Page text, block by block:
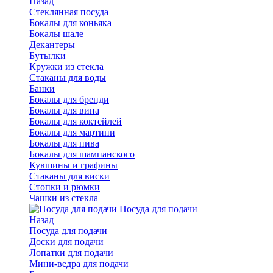
Стеклянная посуда
Бокалы для коньяка
Бокалы шале
Декантеры
Бутылки
Кружки из стекла
Стаканы для воды
Банки
Бокалы для бренди
Бокалы для вина
Бокалы для коктейлей
Бокалы для мартини
Бокалы для пива
Бокалы для шампанского
Кувшины и графины
Стаканы для виски
Стопки и рюмки
Чашки из стекла
Посуда для подачи
Назад
Посуда для подачи
Доски для подачи
Лопатки для подачи
Мини-ведра для подачи